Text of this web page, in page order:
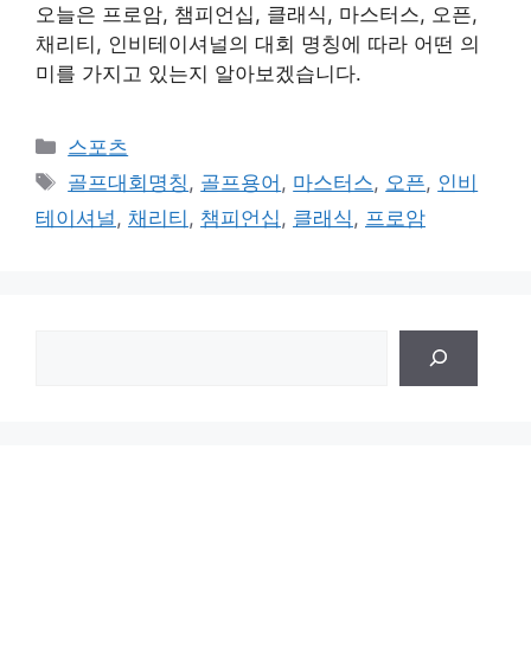
오늘은 프로암, 챔피언십, 클래식, 마스터스, 오픈,
채리티, 인비테이셔널의 대회 명칭에 따라 어떤 의
미를 가지고 있는지 알아보겠습니다.
Categories
스포츠
Tags
골프대회명칭 , 골프용어 , 마스터스, 오픈, 인비
테이셔널 , 채리티 , 챔피언십 , 클래식 , 프로암